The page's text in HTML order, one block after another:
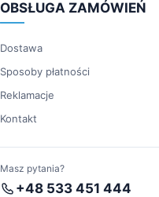
OBSŁUGA ZAMÓWIEŃ
Dostawa
Sposoby płatności
Reklamacje
Kontakt
Masz pytania?
+48 533 451 444